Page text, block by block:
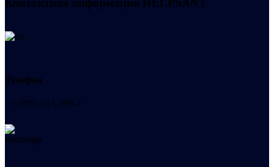
Контактная информация HELPSANT
Телефон
+7 (978) 515-999-7